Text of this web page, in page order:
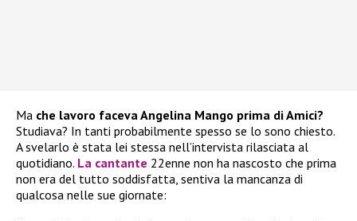
Ma che lavoro faceva Angelina Mango prima di Amici?
Studiava? In tanti probabilmente spesso se lo sono chiesto.
A svelarlo è stata lei stessa nell’intervista rilasciata al
quotidiano. La cantante 22enne non ha nascosto che prima
non era del tutto soddisfatta, sentiva la mancanza di
qualcosa nelle sue giornate: